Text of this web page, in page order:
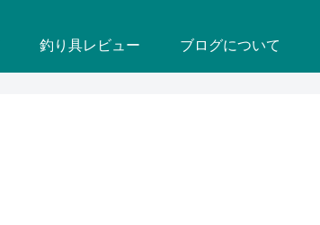
釣り具レビュー ブログについて